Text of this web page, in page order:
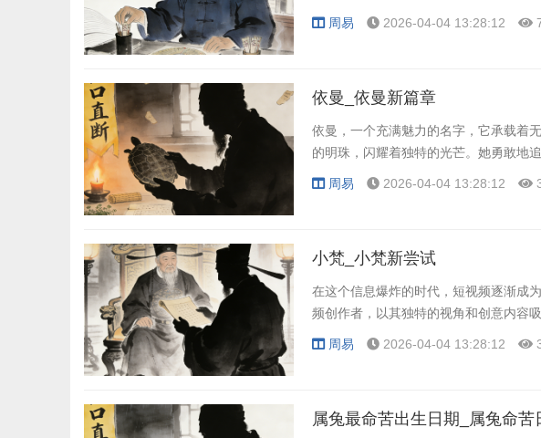
周易 2026-04-04 13:28:12
依曼_依曼新篇章
依曼，一个充满魅力的名字，它承载着
的明珠，闪耀着独特的光芒。她勇敢地
周易 2026-04-04 13:28:12
小梵_小梵新尝试
在这个信息爆炸的时代，短视频逐渐成
频创作者，以其独特的视角和创意内容
周易 2026-04-04 13:28:12
属兔最命苦出生日期_属兔命苦